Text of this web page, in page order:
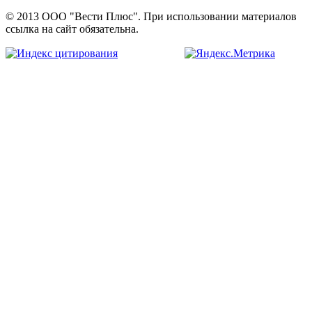
© 2013 ООО "Вести Плюс". При использовании материалов
ссылка на сайт обязательна.